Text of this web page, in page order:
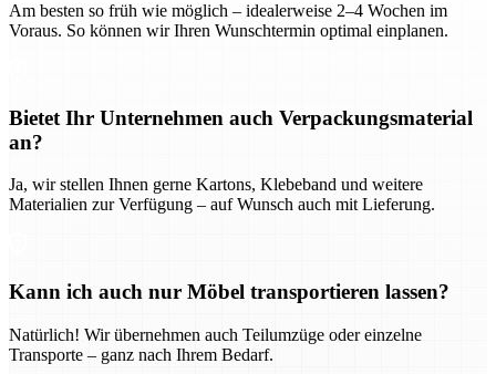
Am besten so früh wie möglich – idealerweise 2–4 Wochen im
Voraus. So können wir Ihren Wunschtermin optimal einplanen.
Bietet Ihr Unternehmen auch Verpackungsmaterial
an?
Ja, wir stellen Ihnen gerne Kartons, Klebeband und weitere
Materialien zur Verfügung – auf Wunsch auch mit Lieferung.
Kann ich auch nur Möbel transportieren lassen?
Natürlich! Wir übernehmen auch Teilumzüge oder einzelne
Transporte – ganz nach Ihrem Bedarf.